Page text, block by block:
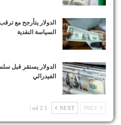
الدولار يتأرجح مع
السياسة النقدية
الدولار يستقر قبل
الفيدرالي
NEXT
1 od 2 |